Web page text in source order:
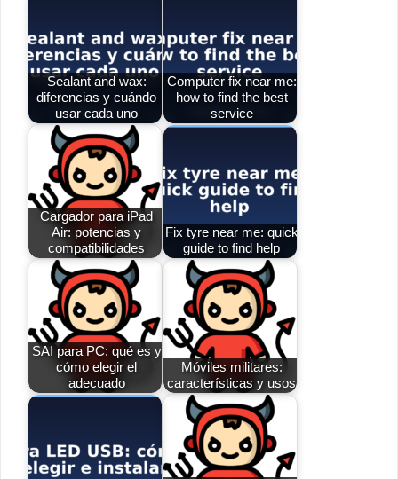
Sealant and wax:
diferencias y cuándo
usar cada uno
Computer fix near me:
how to find the best
service
Cargador para iPad
Air: potencias y
compatibilidades
Fix tyre near me: quick
guide to find help
SAI para PC: qué es y
cómo elegir el
adecuado
Móviles militares:
características y usos